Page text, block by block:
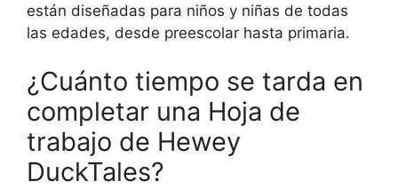
están diseñadas para niños y niñas de todas
las edades, desde preescolar hasta primaria.
¿Cuánto tiempo se tarda en
completar una Hoja de
trabajo de Hewey
DuckTales?